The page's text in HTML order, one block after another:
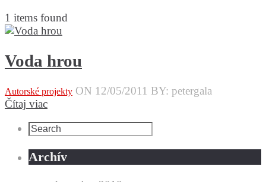
1 items found
Voda hrou
Autorské projekty ON 12/05/2011 BY: petergala
Čítaj viac
Archív